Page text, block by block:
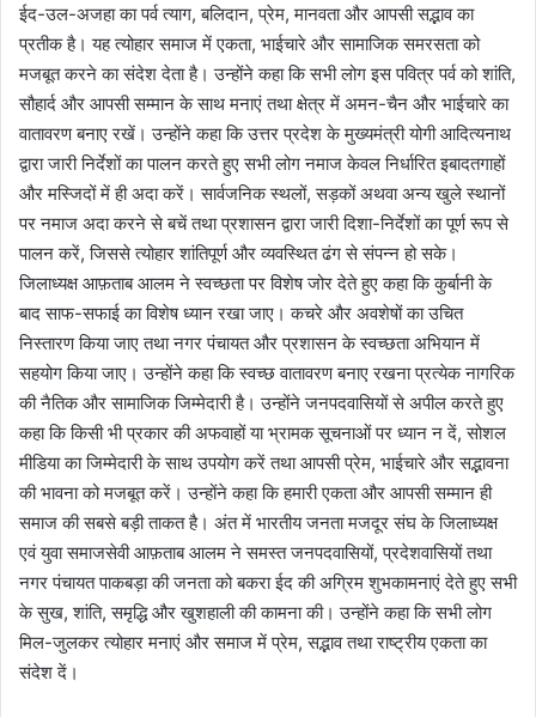
ईद-उल-अजहा का पर्व त्याग, बलिदान, प्रेम, मानवता और आपसी सद्भाव का
प्रतीक है। यह त्योहार समाज में एकता, भाईचारे और सामाजिक समरसता को
मजबूत करने का संदेश देता है। उन्होंने कहा कि सभी लोग इस पवित्र पर्व को शांति,
सौहार्द और आपसी सम्मान के साथ मनाएं तथा क्षेत्र में अमन-चैन और भाईचारे का
वातावरण बनाए रखें। उन्होंने कहा कि उत्तर प्रदेश के मुख्यमंत्री योगी आदित्यनाथ
द्वारा जारी निर्देशों का पालन करते हुए सभी लोग नमाज केवल निर्धारित इबादतगाहों
और मस्जिदों में ही अदा करें। सार्वजनिक स्थलों, सड़कों अथवा अन्य खुले स्थानों
पर नमाज अदा करने से बचें तथा प्रशासन द्वारा जारी दिशा-निर्देशों का पूर्ण रूप से
पालन करें, जिससे त्योहार शांतिपूर्ण और व्यवस्थित ढंग से संपन्न हो सके।
जिलाध्यक्ष आफ़ताब आलम ने स्वच्छता पर विशेष जोर देते हुए कहा कि कुर्बानी के
बाद साफ-सफाई का विशेष ध्यान रखा जाए। कचरे और अवशेषों का उचित
निस्तारण किया जाए तथा नगर पंचायत और प्रशासन के स्वच्छता अभियान में
सहयोग किया जाए। उन्होंने कहा कि स्वच्छ वातावरण बनाए रखना प्रत्येक नागरिक
की नैतिक और सामाजिक जिम्मेदारी है। उन्होंने जनपदवासियों से अपील करते हुए
कहा कि किसी भी प्रकार की अफवाहों या भ्रामक सूचनाओं पर ध्यान न दें, सोशल
मीडिया का जिम्मेदारी के साथ उपयोग करें तथा आपसी प्रेम, भाईचारे और सद्भावना
की भावना को मजबूत करें। उन्होंने कहा कि हमारी एकता और आपसी सम्मान ही
समाज की सबसे बड़ी ताकत है। अंत में भारतीय जनता मजदूर संघ के जिलाध्यक्ष
एवं युवा समाजसेवी आफ़ताब आलम ने समस्त जनपदवासियों, प्रदेशवासियों तथा
नगर पंचायत पाकबड़ा की जनता को बकरा ईद की अग्रिम शुभकामनाएं देते हुए सभी
के सुख, शांति, समृद्धि और खुशहाली की कामना की। उन्होंने कहा कि सभी लोग
मिल-जुलकर त्योहार मनाएं और समाज में प्रेम, सद्भाव तथा राष्ट्रीय एकता का
संदेश दें।